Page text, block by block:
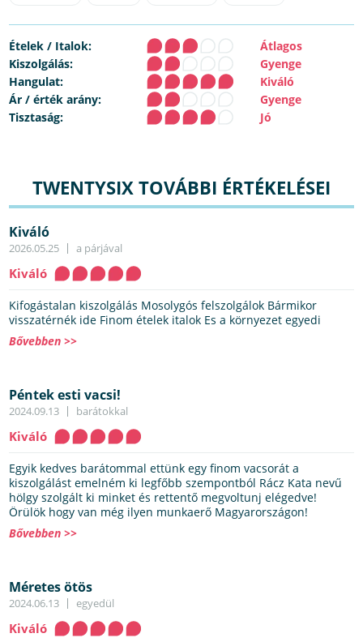
Ételek / Italok:
Átlagos
Kiszolgálás:
Gyenge
Hangulat:
Kiváló
Ár / érték arány:
Gyenge
Tisztaság:
Jó
TWENTYSIX TOVÁBBI ÉRTÉKELÉSEI
Kiváló
2026.05.25 a párjával
Kiváló
Kifogástalan kiszolgálás Mosolygós felszolgálok Bármikor
visszatérnék ide Finom ételek italok Es a környezet egyedi
Bővebben >>
Péntek esti vacsi!
2024.09.13 barátokkal
Kiváló
Egyik kedves barátommal ettünk egy finom vacsorát a
kiszolgálást emelném ki legfőbb szempontból Rácz Kata nevű
hölgy szolgált ki minket és rettentő megvoltunj elégedve!
Örülök hogy van még ilyen munkaerő Magyarországon!
Bővebben >>
Méretes ötös
2024.06.13 egyedül
Kiváló